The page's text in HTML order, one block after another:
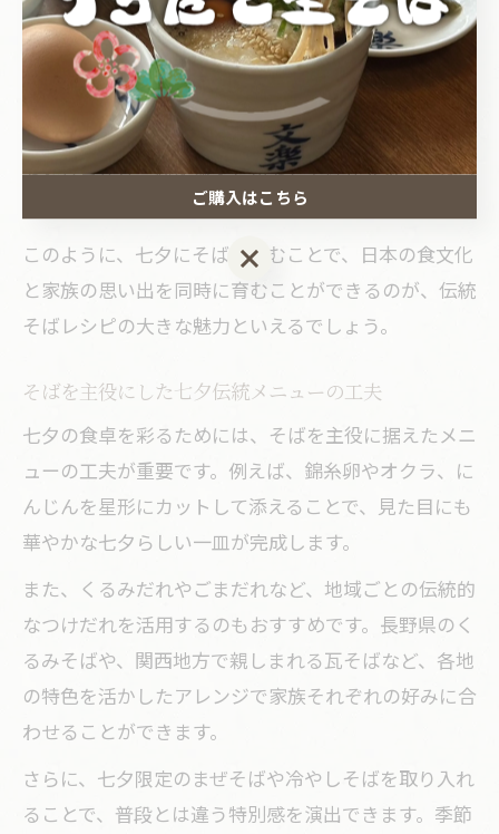
せを祈る伝統が続いています。
また、そばは消化が良く、行事食として子どもから高
齢者まで幅広い世代が安心して楽しめる点も魅力で
す。気温が高くなる七夕の時期には、冷たいざるそば
や彩り豊かな具材を添えた冷やしそばが人気で、さっ
ぱりとした味わいが夏の食卓にもぴったりです。
このように、七夕にそばを囲むことで、日本の食文化
と家族の思い出を同時に育むことができるのが、伝統
そばレシピの大きな魅力といえるでしょう。
そばを主役にした七夕伝統メニューの工夫
七夕の食卓を彩るためには、そばを主役に据えたメニ
ューの工夫が重要です。例えば、錦糸卵やオクラ、に
んじんを星形にカットして添えることで、見た目にも
華やかな七夕らしい一皿が完成します。
また、くるみだれやごまだれなど、地域ごとの伝統的
なつけだれを活用するのもおすすめです。長野県のく
るみそばや、関西地方で親しまれる瓦そばなど、各地
の特色を活かしたアレンジで家族それぞれの好みに合
わせることができます。
さらに、七夕限定のまぜそばや冷やしそばを取り入れ
ることで、普段とは違う特別感を演出できます。季節
ご購入はこちら
ご購入はこちら